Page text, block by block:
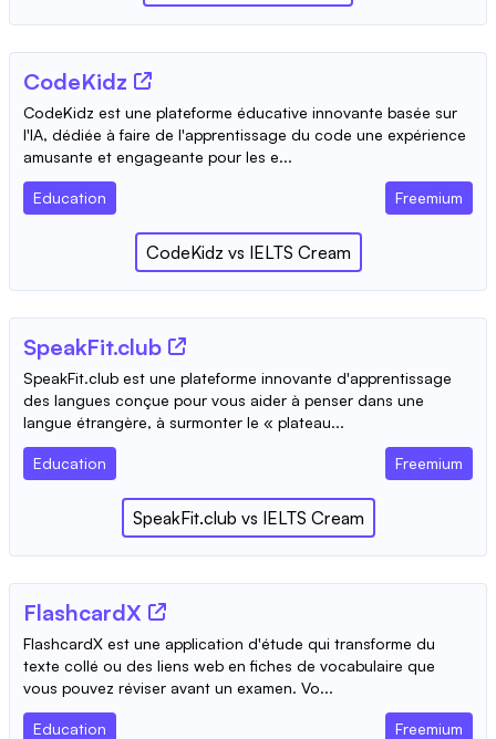
CodeKidz
CodeKidz est une plateforme éducative innovante basée sur
l'IA, dédiée à faire de l'apprentissage du code une expérience
amusante et engageante pour les e...
Education Freemium
CodeKidz vs IELTS Cream
SpeakFit.club
SpeakFit.club est une plateforme innovante d'apprentissage
des langues conçue pour vous aider à penser dans une
langue étrangère, à surmonter le « plateau...
Education Freemium
SpeakFit.club vs IELTS Cream
FlashcardX
FlashcardX est une application d'étude qui transforme du
texte collé ou des liens web en fiches de vocabulaire que
vous pouvez réviser avant un examen. Vo...
Education Freemium